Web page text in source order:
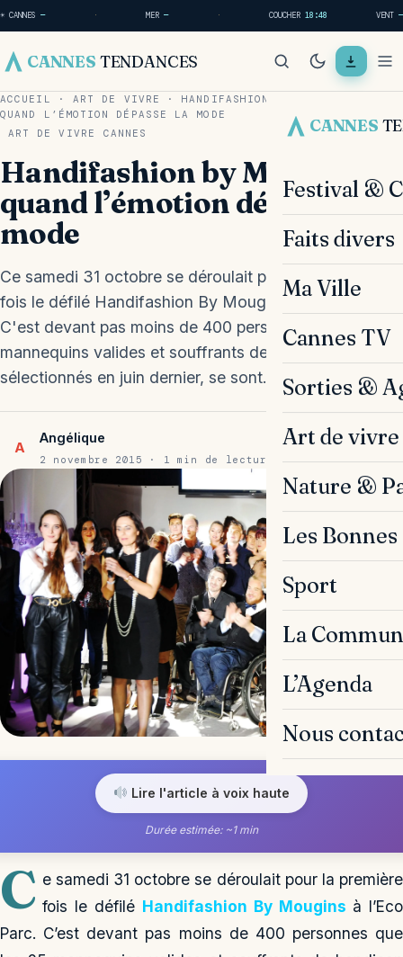
☀ CANNES — · MER— · COUCHER18:48 VENT —
CANNES TENDANCES
CANNES
Festival &
Faits divers
Ma Ville
Cannes TV
Sorties &
Art de vivre
Nature &
Les
Sport
La
L’Agenda
Nous
ACCUEIL · ART DE VIVRE ·HANDIFASHION BY MOUGINS :
QUAND L’ÉMOTION DÉPASSE LA MODE
ART DE VIVRE
CANNES
Handifashion by Mougins :
quand l’émotion dépasse la
mode
Ce samedi 31 octobre se déroulait pour la première
fois le défilé Handifashion By Mougins à l'Eco Parc.
C'est devant pas moins de 400 personnes que les 25
mannequins valides et souffrants de handicap
sélectionnés en juin dernier, se sont…
A
Angélique
2 novembre 2015 · 1 min de lecture
Lire l'article à voix haute
Durée estimée: ~1 min
C e samedi 31 octobre se déroulait pour la première
fois le défilé Handifashion By Mougins à l’Eco
Parc. C’est devant pas moins de 400 personnes que